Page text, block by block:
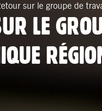
sur le groupe de
LE